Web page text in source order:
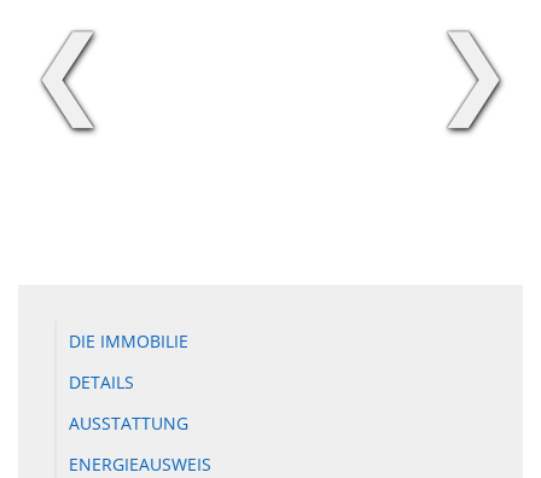
❮ ❯
DIE IMMOBILIE
DETAILS
AUSSTATTUNG
ENERGIEAUSWEIS